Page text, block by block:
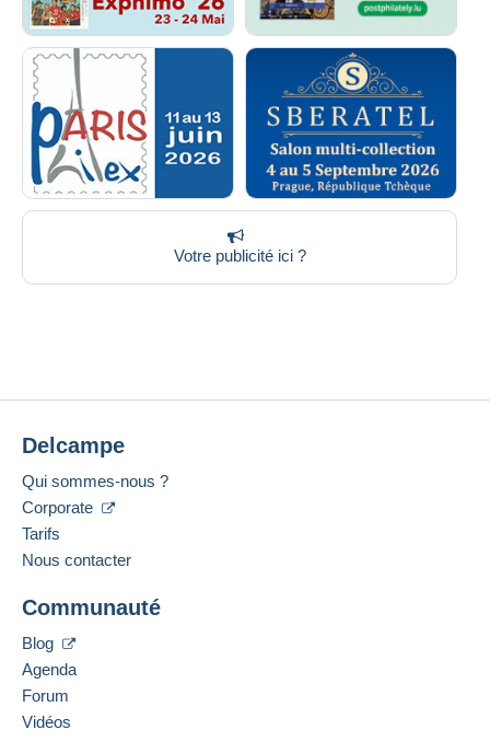
Votre publicité ici ?
Delcampe
Qui sommes-nous ?
Corporate
Tarifs
Nous contacter
Communauté
Blog
Agenda
Forum
Vidéos